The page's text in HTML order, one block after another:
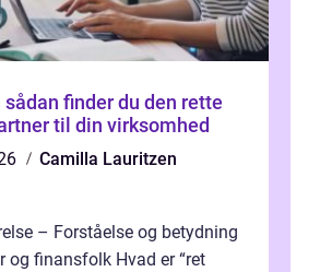
til din virksomhed
Camilla Lauritzen
– Forståelse og betydning
og finansfolk Hvad er “ret